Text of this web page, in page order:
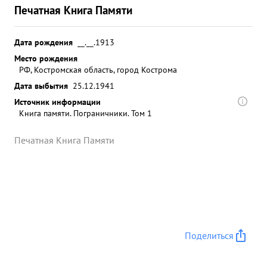
Печатная Книга Памяти
Дата рождения
__.__.1913
Место рождения
РФ, Костромская область, город Кострома
Дата выбытия 25.12.1941
Источник информации
Книга памяти. Пограничники. Том 1
Печатная Книга Памяти
Поделиться